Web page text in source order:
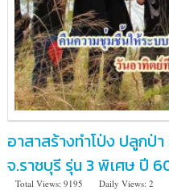
อาสาสร้างทำโป่ง ปลูกป่
จ.ราชบุรี รุ่น 3 พิเศษ ปี
Total Views: 9195
Daily Views: 2